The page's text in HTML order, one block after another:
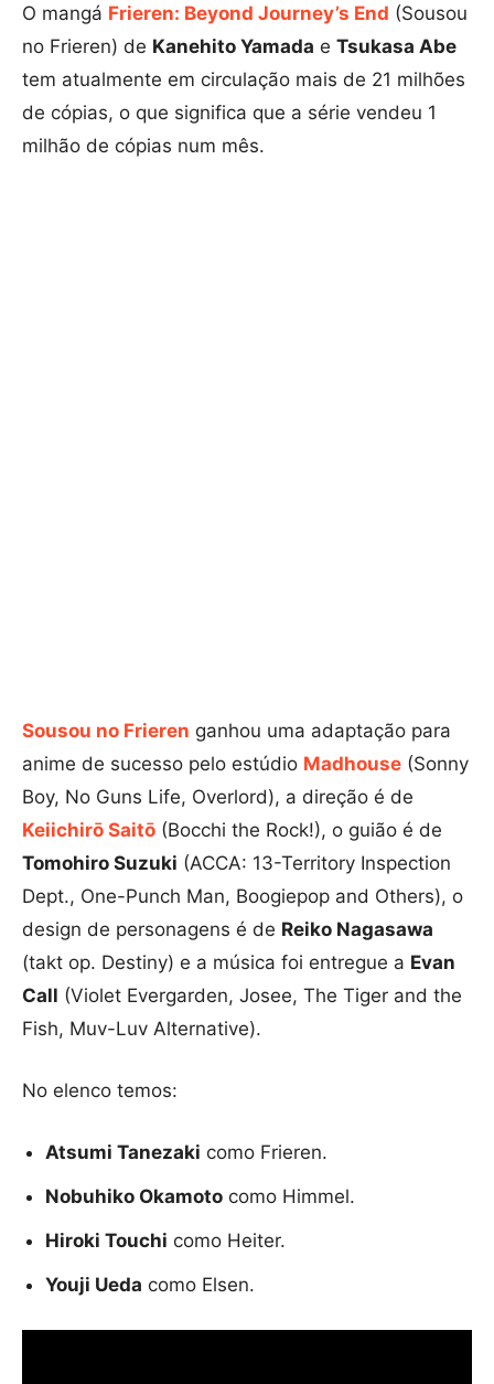
O mangá Frieren: Beyond Journey’s End (Sousou
no Frieren) de Kanehito Yamada e Tsukasa Abe
tem atualmente em circulação mais de 21 milhões
de cópias, o que significa que a série vendeu 1
milhão de cópias num mês.
Sousou no Frieren ganhou uma adaptação para
anime de sucesso pelo estúdio Madhouse (Sonny
Boy, No Guns Life, Overlord), a direção é de
Keiichirō Saitō (Bocchi the Rock!), o guião é de
Tomohiro Suzuki (ACCA: 13-Territory Inspection
Dept., One-Punch Man, Boogiepop and Others), o
design de personagens é de Reiko Nagasawa
(takt op. Destiny) e a música foi entregue a Evan
Call (Violet Evergarden, Josee, The Tiger and the
Fish, Muv-Luv Alternative).
No elenco temos:
Atsumi Tanezaki como Frieren.
Nobuhiko Okamoto como Himmel.
Hiroki Touchi como Heiter.
Youji Ueda como Elsen.